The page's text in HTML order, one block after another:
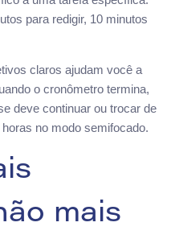
para redigir, 10 minutos
claros ajudam você a
o cronômetro termina,
deve continuar ou trocar de
no modo semifocado.
mais